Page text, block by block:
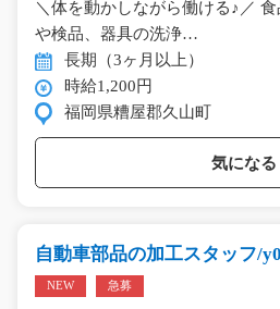
＼体を動かしながら働ける♪／
や検品、器具の洗浄…
長期（3ヶ月以上）
時給1,200円
福岡県糟屋郡久山町
気になる
自動車部品の加工スタッフ/
NEW 急募